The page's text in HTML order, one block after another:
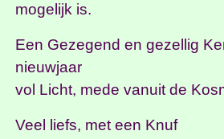
mogelijk is.
Een Gezegend en gezellig
nieuwjaar
vol Licht, mede vanuit de
Veel liefs, met een Knuf